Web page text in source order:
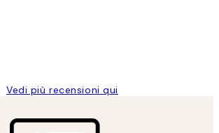
Vedi più recensioni qui